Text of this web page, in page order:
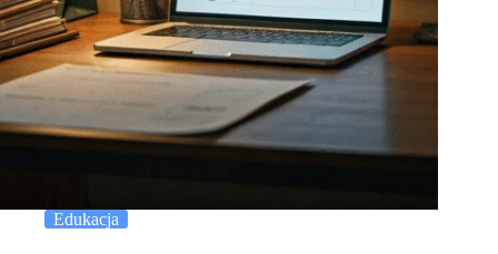
Edukacja